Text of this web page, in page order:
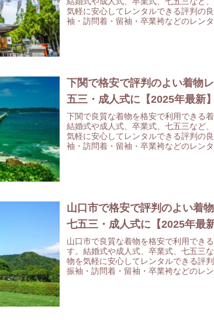
気軽に安心してレンタルできる評判の
袖・訪問着・留袖・卒業袴などのレン
下関で格安で評判のよい着物
五三・成人式に【2025年最新】
下関で良質な着物を格安で利用できる
結婚式や成人式、卒業式、七五三など
気軽に安心してレンタルできる評判の
袖・訪問着・留袖・卒業袴などのレン
山口市で格安で評判のよい着
七五三・成人式に【2025年最新
山口市で良質な着物を格安で利用でき
す。結婚式や成人式、卒業式、七五三
物を気軽に安心してレンタルできる評
振袖・訪問着・留袖・卒業袴などのレ